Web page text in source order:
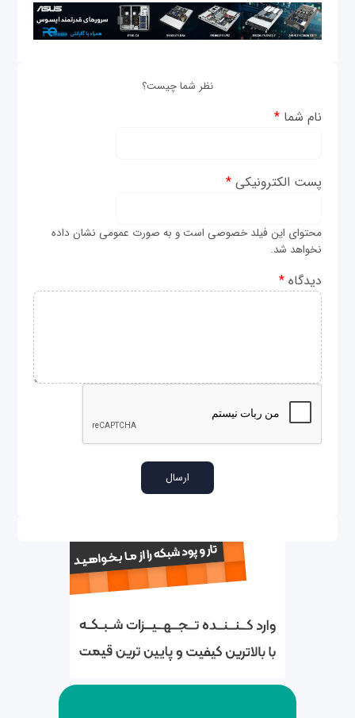
نظر شما چیست؟
نام شما*
پست الکترونیکی*
محتوای این فیلد خصوصی است و به صورت عمومی نشان داده
نخواهد شد.
دیدگاه*